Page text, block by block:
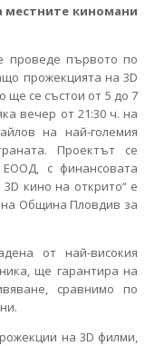
местните киномани
проведе първото по
прожекцията на 3D
ще се състои от 5 до 7
вечер от 21:30 ч. на
на най-големия
Проектът се
с финансовата
кино на открито“ е
на Община Пловдив за
от най-високия
ще гарантира на
сравнимо по
на 3D филми,